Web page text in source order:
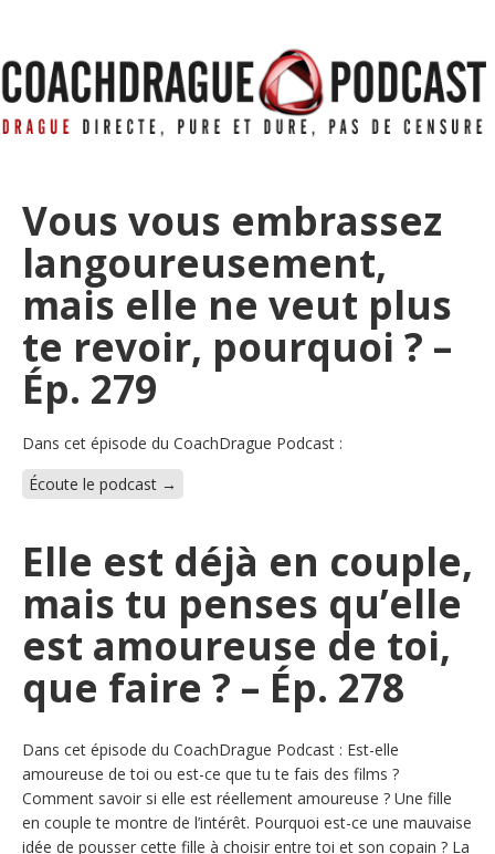
Vous vous embrassez
langoureusement,
mais elle ne veut plus
te revoir, pourquoi ? –
Ép. 279
Dans cet épisode du CoachDrague Podcast :
Écoute le podcast →
Elle est déjà en couple,
mais tu penses qu’elle
est amoureuse de toi,
que faire ? – Ép. 278
Dans cet épisode du CoachDrague Podcast : Est-elle
amoureuse de toi ou est-ce que tu te fais des films ?
Comment savoir si elle est réellement amoureuse ? Une fille
en couple te montre de l’intérêt. Pourquoi est-ce une mauvaise
idée de pousser cette fille à choisir entre toi et son copain ? La